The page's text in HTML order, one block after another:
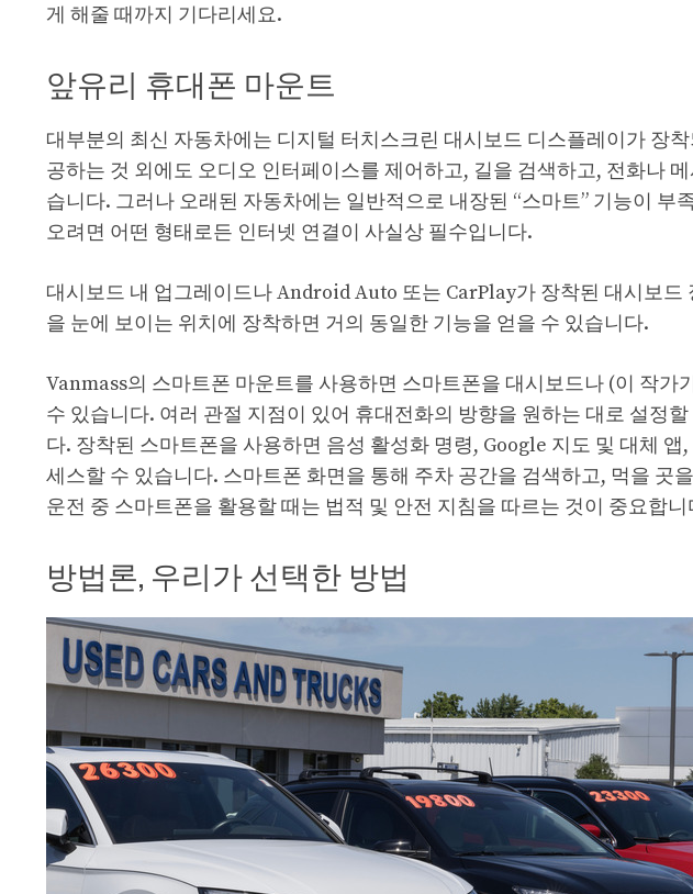
게 해줄 때까지 기다리세요.
앞유리 휴대폰 마운트
대부분의 최신 자동차에는 디지털 터치스크린 대시보드 디스플레이가 장
공하는 것 외에도 오디오 인터페이스를 제어하고, 길을 검색하고, 전화나
습니다. 그러나 오래된 자동차에는 일반적으로 내장된 “스마트” 기능이 부
오려면 어떤 형태로든 인터넷 연결이 사실상 필수입니다.
대시보드 내 업그레이드나 Android Auto 또는 CarPlay가 장착된 대시보드
을 눈에 보이는 위치에 장착하면 거의 동일한 기능을 얻을 수 있습니다.
Vanmass의 스마트폰 마운트를 사용하면 스마트폰을 대시보드나 (이 작가
수 있습니다. 여러 관절 지점이 있어 휴대전화의 방향을 원하는 대로 설정
다. 장착된 스마트폰을 사용하면 음성 활성화 명령, Google 지도 및 대체
세스할 수 있습니다. 스마트폰 화면을 통해 주차 공간을 검색하고, 먹을 곳
운전 중 스마트폰을 활용할 때는 법적 및 안전 지침을 따르는 것이 중요합니
방법론, 우리가 선택한 방법